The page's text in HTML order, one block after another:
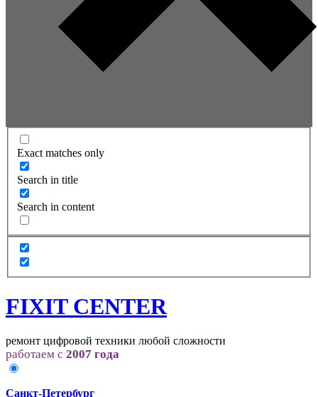
Exact matches only
Search in title
Search in content
FIXIT CENTER
ремонт цифровой техники любой сложности
работаем с 2007 года
Санкт-Петербург